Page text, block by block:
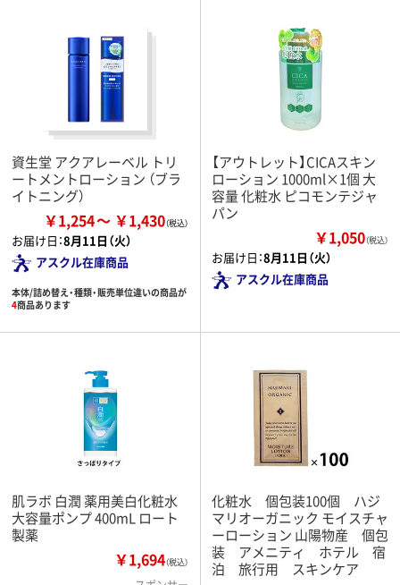
資生堂 アクアレーベル トリ
ートメントローション （ブラ
イトニング）
￥1,254 ￥1,430
お届け日：8月11日（火）
アスクル在庫商品
本体/詰め替え・種類・販売単位違いの商品が
4商品あります
【アウトレット】CICAスキン
ローション 1000ml×1個 大
容量 化粧水 ピコモンテジャ
パン
￥1,050（税込）
お届け日：8月11日（火）
アスクル在庫商品
肌ラボ 白潤 薬用美白化粧水
大容量ポンプ 400mL ロート
製薬
￥1,694（税込）
化粧水 個包装100個 ハジ
マリオーガニック モイスチャ
ーローション 山陽物産 個包
装 アメニティ ホテル 宿
泊 旅行用 スキンケア